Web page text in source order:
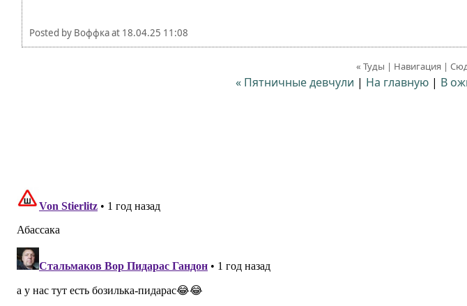
Posted by Воффкаat 18.04.25 11:08
« Туды | Навигация |
« Пятничные девчули | На главную| В